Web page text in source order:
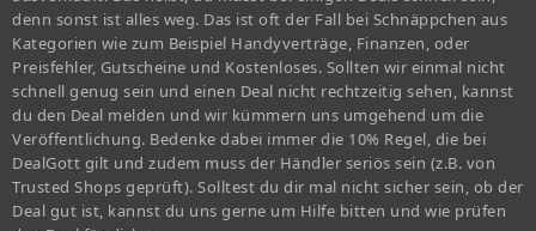
denn sonst ist alles weg. Das ist oft der Fall bei Schnäppchen aus
Kategorien wie zum Beispiel Handyverträge, Finanzen, oder
Preisfehler, Gutscheine und Kostenloses. Sollten wir einmal nicht
schnell genug sein und einen Deal nicht rechtzeitig sehen, kannst
du den Deal melden und wir kümmern uns umgehend um die
Veröffentlichung. Bedenke dabei immer die 10% Regel, die bei
DealGott gilt und zudem muss der Händler seriös sein (z.B. von
Trusted Shops geprüft). Solltest du dir mal nicht sicher sein, ob der
Deal gut ist, kannst du uns gerne um Hilfe bitten und wie prüfen